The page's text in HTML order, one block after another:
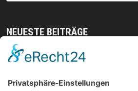
NEUESTE BEITRÄGE
Mit gezielten Übungen zur
Sprachaufgaben mühelos